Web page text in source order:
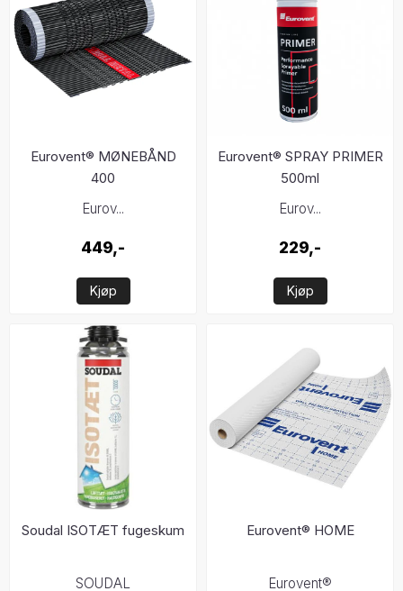
Eurovent® MØNEBÅND
400
Eurov...
449,-
Kjøp
Eurovent® SPRAY PRIMER
500ml
Eurov...
229,-
Kjøp
Soudal ISOTÆT fugeskum
SOUDAL
Eurovent® HOME
Eurovent®